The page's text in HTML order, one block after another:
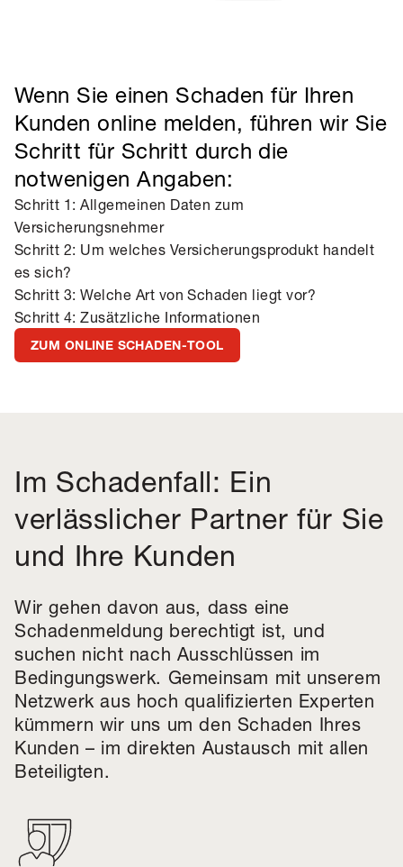
Wenn Sie einen Schaden für Ihren
Kunden online melden, führen wir Sie
Schritt für Schritt durch die
notwenigen Angaben:
Schritt 1: Allgemeinen Daten zum
Versicherungsnehmer
Schritt 2: Um welches Versicherungsprodukt handelt
es sich?
Schritt 3: Welche Art von Schaden liegt vor?
Schritt 4: Zusätzliche Informationen
ZUM ONLINE SCHADEN-TOOL
Im Schadenfall: Ein
verlässlicher Partner für Sie
und Ihre Kunden
Wir gehen davon aus, dass eine
Schadenmeldung berechtigt ist, und
suchen nicht nach Ausschlüssen im
Bedingungswerk. Gemeinsam mit unserem
Netzwerk aus hoch qualifizierten Experten
kümmern wir uns um den Schaden Ihres
Kunden – im direkten Austausch mit allen
Beteiligten.